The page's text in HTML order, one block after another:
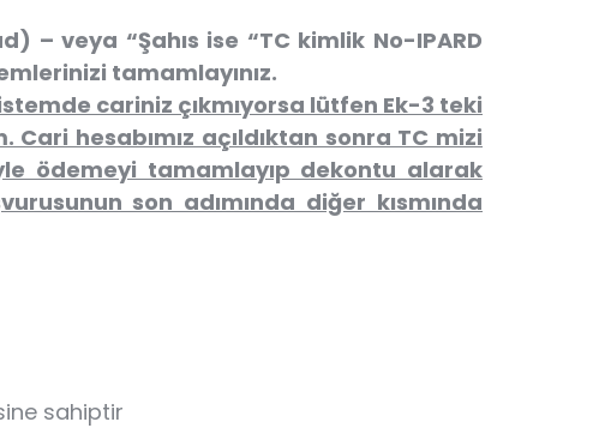
– veya “Şahıs ise “TC kimlik No-IPARD
tamamlayınız.
cariniz çıkmıyorsa lütfen Ek-3 teki
Cari hesabımız açıldıktan sonra TC mizi
ödemeyi tamamlayıp dekontu alarak
son adımında diğer kısmında
sahiptir